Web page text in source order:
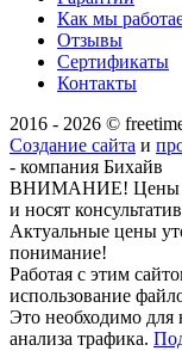
Как мы
Отзывы
Сертификаты
Контакты
2016 - 2026 ©
Создание сайта и
- компания Бихайв
ВНИМАНИЕ! Цены на
и носят
Актуальные цены
понимание!
Работая с этим
использование
Это необходимо для
анализа трафика.